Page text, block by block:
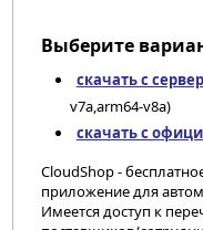
Выберите
скачать с
v7a,arm64-v8a)
скачать с
CloudShop -
приложение для
Имеется доступ к